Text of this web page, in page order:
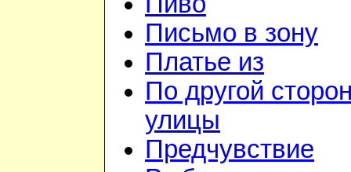
Письмо в зону
Платье из
По другой
улицы
Предчувствие